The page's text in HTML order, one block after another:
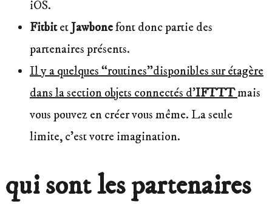
iOS.
FitbitetJawbonefont donc partie des
partenaires présents.
Il y a quelques “routines”disponibles sur étagère
dans la section objets connectés d’IFTTTmais
vous pouvez en créer vous même. La seule
limite, c’est votre imagination.
qui sont les partenaires